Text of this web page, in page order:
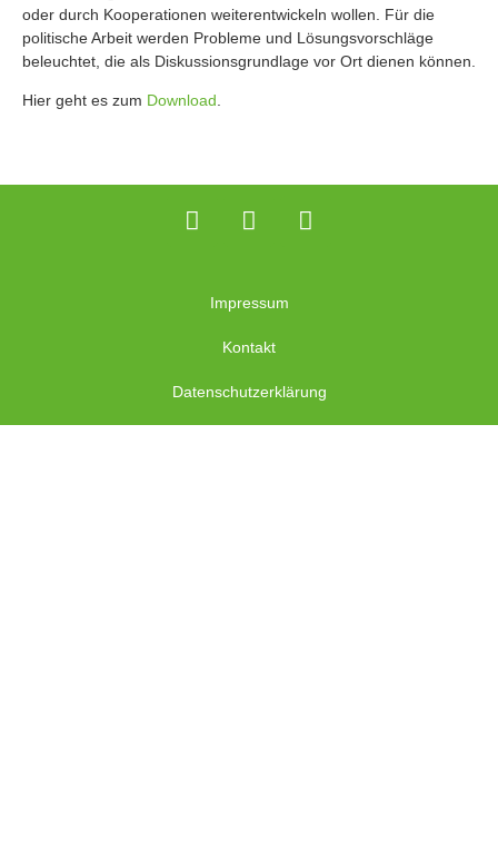
oder durch Kooperationen weiterentwickeln wollen. Für die
politische Arbeit werden Probleme und Lösungsvorschläge
beleuchtet, die als Diskussionsgrundlage vor Ort dienen können.
Hier geht es zum Download
Impressum
Kontakt
Datenschutzerklärung